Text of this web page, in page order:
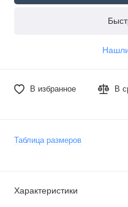
В избранное В
Таблица размеров
Характеристики